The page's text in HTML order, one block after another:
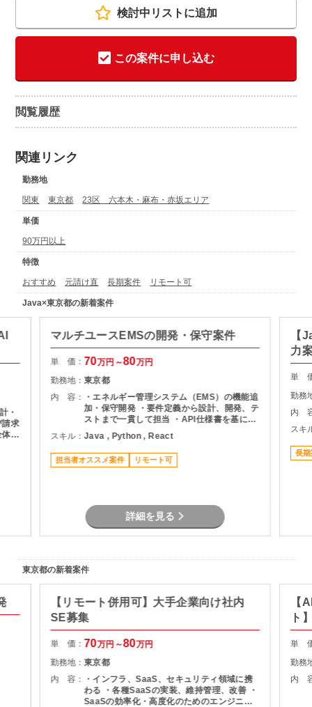
検討中リストに追加
この案件に申し込む
閲覧履歴
関連リンク
勤務地
関東 東京都 23区 六本木・麻布・赤坂エリア
単価
90万円以上
特徴
おすすめ 元請け直 長期案件 リモート可
Java×東京都の新着案件
・
請求
の
マルチユースEMSの開発・保守案件
単 価： 70万円～80万円
勤務地：東京都
内 容：
・エネルギー管理システム（EMS）の機能追
加・保守開発 ・要件定義から設計、開発、テ
ストまで一貫して担当 ・API仕様書を基にし
たDB設計・ロジック設計 ・設計書作成およ
び各種レビュー対応 ・プロジェクト管理支援
（進捗・課題管理、関係者調整） ・品質管理
および開発推進
スキル：Java , Python , React
担当者オススメ案件 リモート可
詳細を見る
【
力
単
勤務
内
スキ
長期
東京都の新着案件
【リモート併用可】大手企業向け社内
SE募集
単 価： 70万円～80万円
勤務地：東京都
内 容：
・インフラ、SaaS、セキュリティ領域に携
わる ・各種SaaSの実装、維持管理、改善 ・
SaaSの効率化・高度化のためのエンジニア
【
ト
単
勤務
内